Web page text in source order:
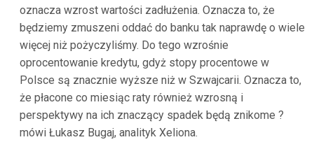
oznacza wzrost wartości zadłużenia. Oznacza to, że
będziemy zmuszeni oddać do banku tak naprawdę o wiele
więcej niż pożyczyliśmy. Do tego wzrośnie
oprocentowanie kredytu, gdyż stopy procentowe w
Polsce są znacznie wyższe niż w Szwajcarii. Oznacza to,
że płacone co miesiąc raty również wzrosną i
perspektywy na ich znaczący spadek będą znikome ?
mówi Łukasz Bugaj, analityk Xeliona.